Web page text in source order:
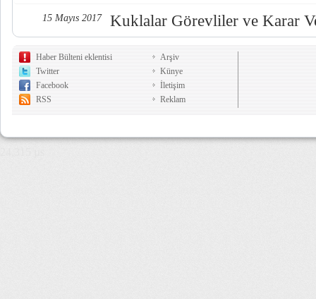
15 Mayıs 2017 Kuklalar Görevliler ve Karar
Haber Bülteni eklentisi
Twitter
Facebook
RSS
Arşiv
Künye
İletişim
Reklam